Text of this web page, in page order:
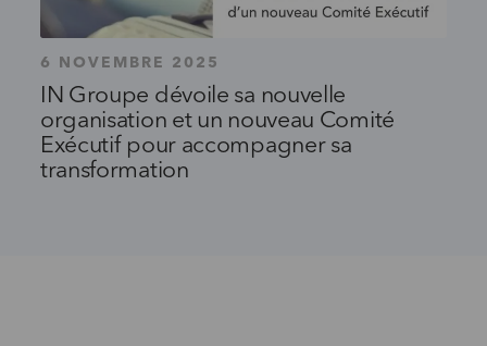
6 NOVEMBRE 2025
IN Groupe dévoile sa nouvelle
organisation et un nouveau Comité
Exécutif pour accompagner sa
transformation